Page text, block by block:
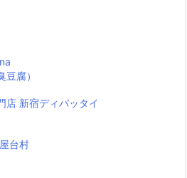
腐）
店 新宿ディパッタイ
台村